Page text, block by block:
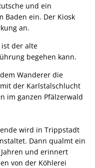
und ein
Baden ein. Der Kiosk
an.
ist der alte
begehen kann.
Wanderer die
der Karlstalschlucht
im ganzen Pfälzerwald
wird in Trippstadt
Dann qualmt ein
und erinnert
von der Köhlerei